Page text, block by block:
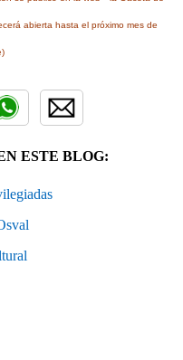
abierta hasta el próximo mes de
ESTE BLOG: